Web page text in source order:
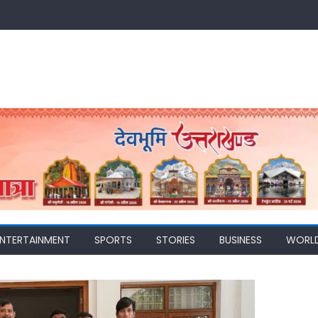
SPORTS STORIES BUSINESS